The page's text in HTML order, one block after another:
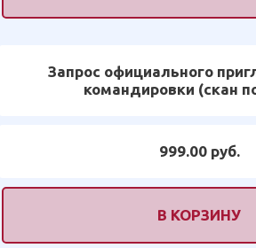
Запрос официального
командировки (скан
999.00 руб.
В КОРЗИНУ